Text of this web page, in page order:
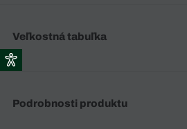
Veľkostná tabuľka
Podrobnosti produktu